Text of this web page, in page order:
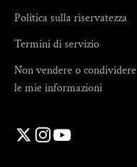
Politica sulla riservatezza
Termini di servizio
Non vendere o condividere
le mie informazioni